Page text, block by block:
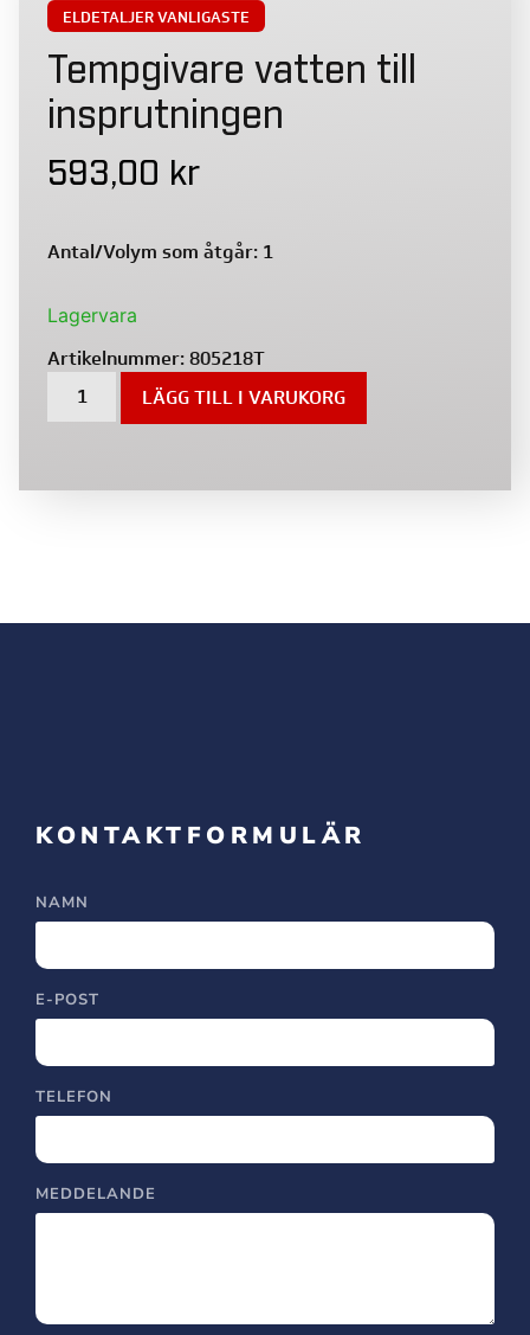
ELDETALJER VANLIGASTE
Tempgivare vatten till
insprutningen
593,00 kr
Antal/Volym som åtgår: 1
Lagervara
Artikelnummer:805218T
LÄGG TILL I VARUKORG
KONTAKTFORMULÄR
NAMN
E-POST
TELEFON
MEDDELANDE